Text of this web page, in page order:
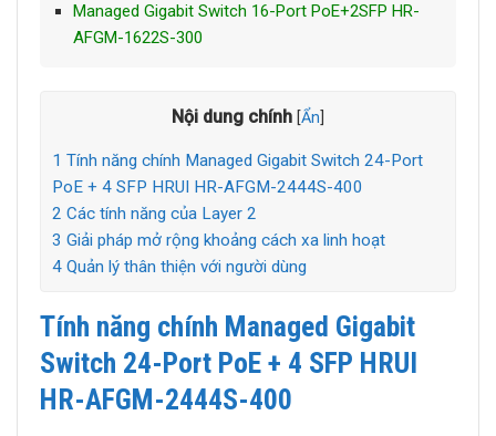
Managed Gigabit Switch 16-Port PoE+2SFP HR-
AFGM-1622S-300
Nội dung chính [Ẩn
1 Tính năng chính Managed Gigabit Switch 24-Port
PoE + 4 SFP HRUI HR-AFGM-2444S-400
2 Các tính năng của Layer 2
3 Giải pháp mở rộng khoảng cách xa linh hoạt
4 Quản lý thân thiện với người dùng
Tính năng chính Managed Gigabit
Switch 24-Port PoE + 4 SFP HRUI
HR-AFGM-2444S-400